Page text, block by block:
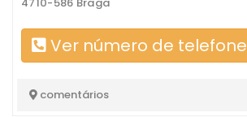
Ver número de telefone
comentários